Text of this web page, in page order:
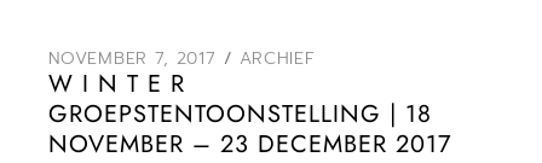
NOVEMBER 7, 2017 ARCHIEF
W I N T E R
GROEPSTENTOONSTELLING | 18
NOVEMBER – 23 DECEMBER 2017